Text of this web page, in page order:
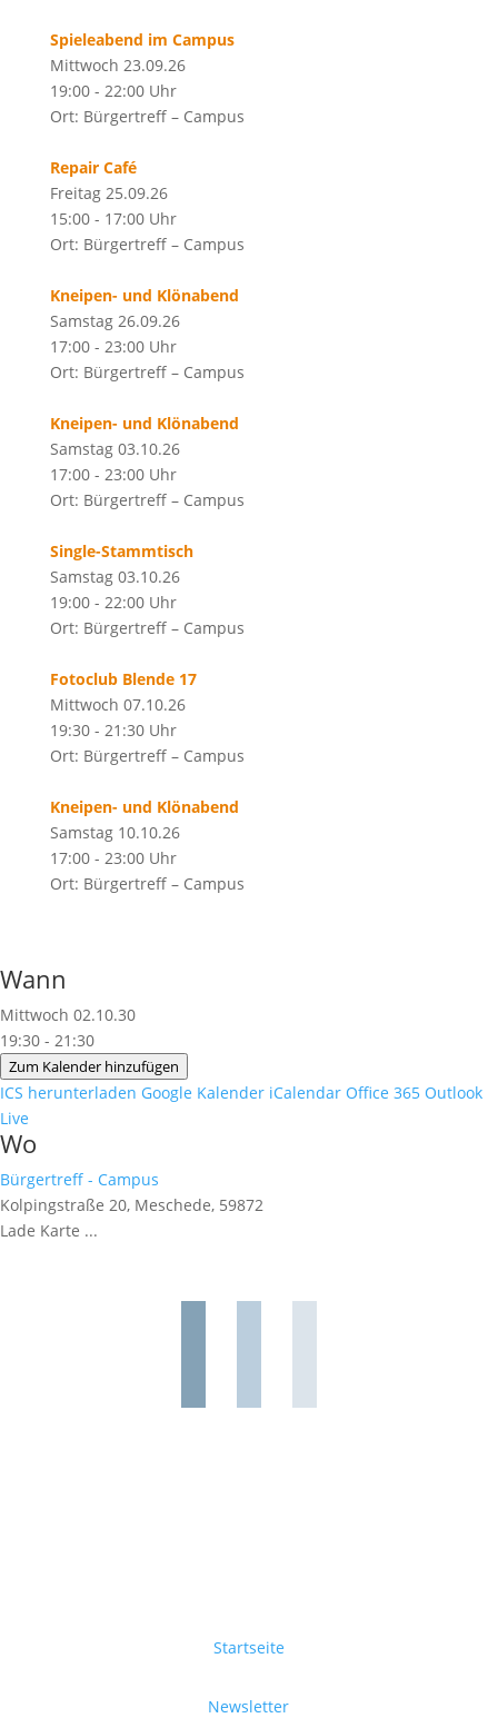
Spieleabend im Campus
Mittwoch 23.09.26
19:00 - 22:00 Uhr
Ort: Bürgertreff – Campus
Repair Café
Freitag 25.09.26
15:00 - 17:00 Uhr
Ort: Bürgertreff – Campus
Kneipen- und Klönabend
Samstag 26.09.26
17:00 - 23:00 Uhr
Ort: Bürgertreff – Campus
Kneipen- und Klönabend
Samstag 03.10.26
17:00 - 23:00 Uhr
Ort: Bürgertreff – Campus
Single-Stammtisch
Samstag 03.10.26
19:00 - 22:00 Uhr
Ort: Bürgertreff – Campus
Fotoclub Blende 17
Mittwoch 07.10.26
19:30 - 21:30 Uhr
Ort: Bürgertreff – Campus
Kneipen- und Klönabend
Samstag 10.10.26
17:00 - 23:00 Uhr
Ort: Bürgertreff – Campus
Wann
Mittwoch 02.10.30
19:30 - 21:30
Zum Kalender hinzufügen
ICS herunterladen Google Kalender iCalendar Office 365 Outlook
Live
Wo
Bürgertreff - Campus
Kolpingstraße 20, Meschede, 59872
Lade Karte ...
Startseite
Newsletter